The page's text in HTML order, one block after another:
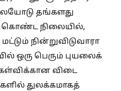
தங்களது
கொண்ட நிலையில்,
நின்றுவிடுவாரா
ஒரு பெரும் புயலைக்
விடை
துலக்கமாகத்